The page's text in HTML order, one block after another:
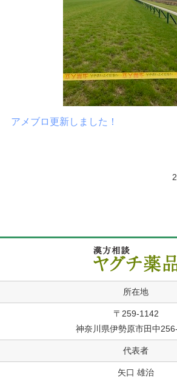
アメブロ更新しました！
所在地
〒259-1142
神奈川県伊勢原市田中
代表者
矢口 雄治